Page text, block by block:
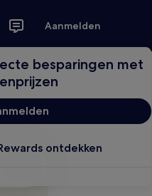
Aanmelden
besparingen met
ontdekken